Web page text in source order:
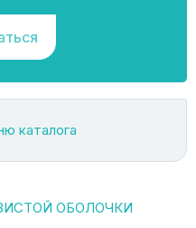
каталога